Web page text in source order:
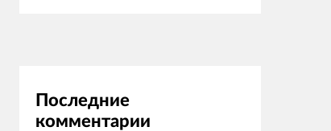
Последние
комментарии